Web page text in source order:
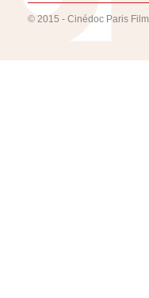
© 2015 - Cinédoc Paris